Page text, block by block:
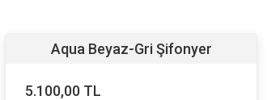
Aqua Beyaz-Gri Şifonyer
5.100,00 TL